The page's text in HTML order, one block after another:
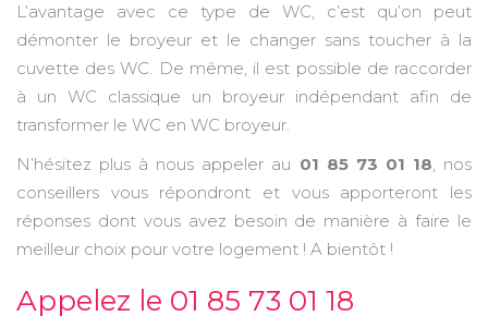
L’avantage avec ce type de WC, c’est qu’on peut
démonter le broyeur et le changer sans toucher à la
cuvette des WC. De même, il est possible de raccorder
à un WC classique un broyeur indépendant afin de
transformer le WC en WC broyeur.
N’hésitez plus à nous appeler au 01 85 73 01 18, nos
conseillers vous répondront et vous apporteront les
réponses dont vous avez besoin de manière à faire le
meilleur choix pour votre logement ! A bientôt !
Appelez le 01 85 73 01 18